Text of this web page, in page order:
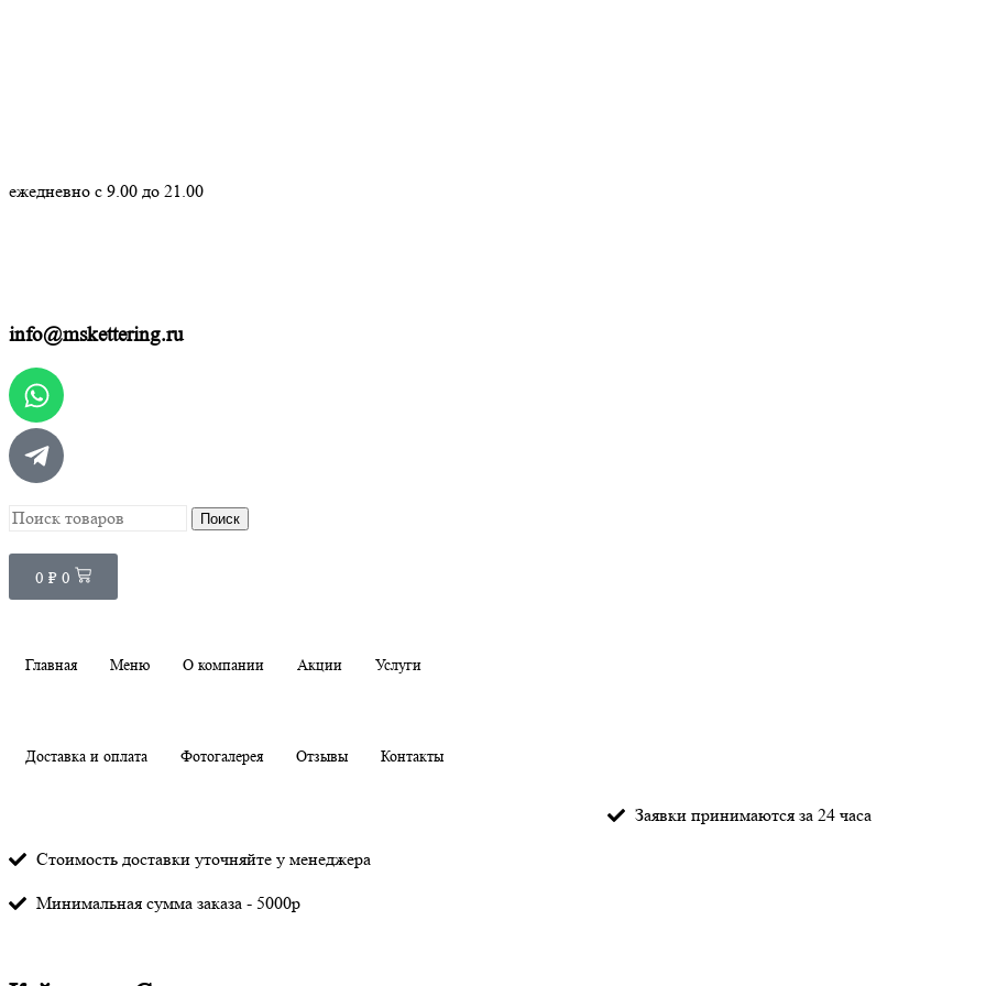
ежедневно с 9.00 до 21.00
info@mskettering.ru
Поиск
0 ₽ 0
Главная Меню О компании Акции Услуги
Доставка и оплата Фотогалерея Отзывы Контакты
Заявки принимаются за 24 часа
Стоимость доставки уточняйте у менеджера
Минимальная сумма заказа - 5000р